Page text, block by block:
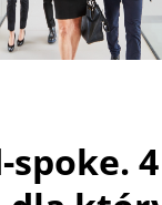
spoke. 4